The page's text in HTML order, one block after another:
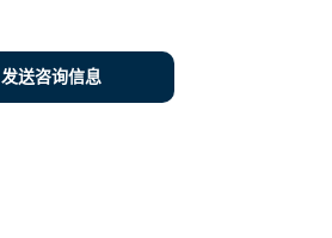
发送咨询信息